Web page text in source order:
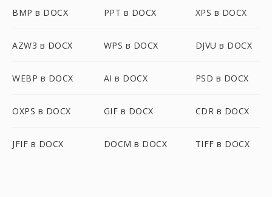
BMP в DOCX PPT в DOCX XPS в DOCX
AZW3 в DOCX WPS в DOCX DJVU в DOCX
WEBP в DOCX AI в DOCX PSD в DOCX
OXPS в DOCX GIF в DOCX CDR в DOCX
JFIF в DOCX DOCM в DOCX TIFF в DOCX